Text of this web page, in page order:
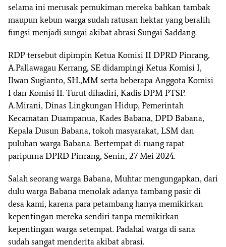
selama ini merusak pemukiman mereka bahkan tambak
maupun kebun warga sudah ratusan hektar yang beralih
fungsi menjadi sungai akibat abrasi Sungai Saddang.
RDP tersebut dipimpin Ketua Komisi II DPRD Pinrang,
A.Pallawagau Kerrang, SE didampingi Ketua Komisi I,
Ilwan Sugianto, SH.,MM serta beberapa Anggota Komisi
I dan Komisi II. Turut dihadiri, Kadis DPM PTSP.
A.Mirani, Dinas Lingkungan Hidup, Pemerintah
Kecamatan Duampanua, Kades Babana, DPD Babana,
Kepala Dusun Babana, tokoh masyarakat, LSM dan
puluhan warga Babana. Bertempat di ruang rapat
paripurna DPRD Pinrang, Senin, 27 Mei 2024.
Salah seorang warga Babana, Muhtar mengungapkan, dari
dulu warga Babana menolak adanya tambang pasir di
desa kami, karena para petambang hanya memikirkan
kepentingan mereka sendiri tanpa memikirkan
kepentingan warga setempat. Padahal warga di sana
sudah sangat menderita akibat abrasi.